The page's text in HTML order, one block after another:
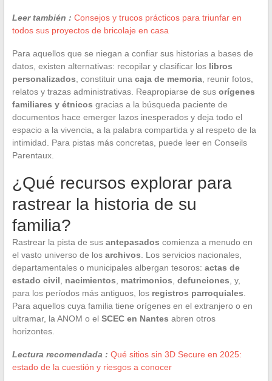
Leer también : Consejos y trucos prácticos para triunfar en
todos sus proyectos de bricolaje en casa
Para aquellos que se niegan a confiar sus historias a bases de
datos, existen alternativas: recopilar y clasificar los libros
personalizados , constituir una caja de memoria, reunir fotos,
relatos y trazas administrativas. Reapropiarse de sus orígenes
familiares y étnicos gracias a la búsqueda paciente de
documentos hace emerger lazos inesperados y deja todo el
espacio a la vivencia, a la palabra compartida y al respeto de la
intimidad. Para pistas más concretas, puede leer en Conseils
Parentaux.
¿Qué recursos explorar para
rastrear la historia de su
familia?
Rastrear la pista de sus antepasados comienza a menudo en
el vasto universo de los archivos . Los servicios nacionales,
departamentales o municipales albergan tesoros: actas de
estado civil
nacimientos matrimonios defunciones , y,
para los períodos más antiguos, los registros parroquiales
Para aquellos cuya familia tiene orígenes en el extranjero o en
ultramar, la ANOM o el SCEC en Nantes abren otros
horizontes.
Lectura recomendada : Qué sitios sin 3D Secure en 2025:
estado de la cuestión y riesgos a conocer